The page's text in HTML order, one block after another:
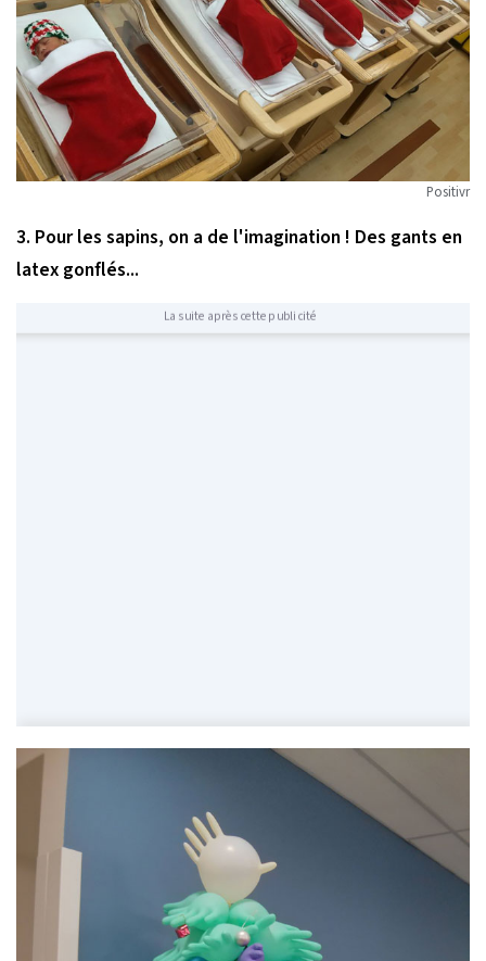
Positivr
3. Pour les sapins, on a de l'imagination ! Des gants en
latex gonflés...
La suite après cette publicité